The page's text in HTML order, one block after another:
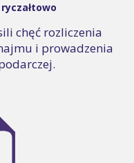
chęć rozliczenia
i prowadzenia